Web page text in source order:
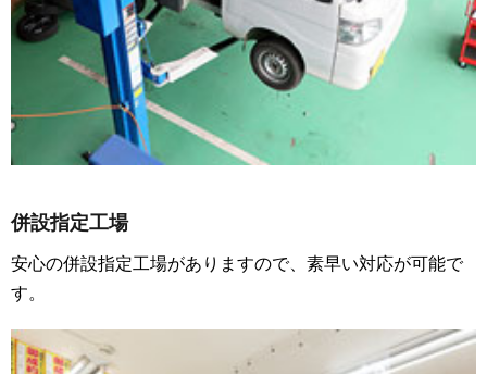
併設指定工場
安心の併設指定工場がありますので、素早い対応が可能で
す。